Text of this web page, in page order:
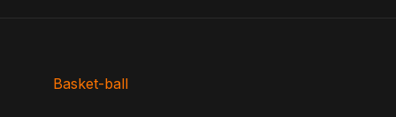
Basket-ball